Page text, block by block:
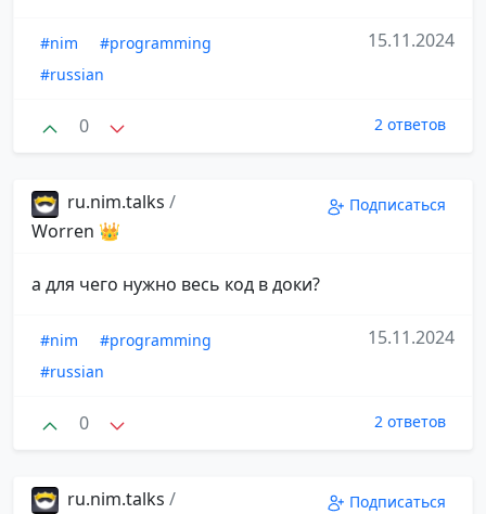
#nim
#programming
#russian
15.11.2024
0 2 ответов
ru.nim.talks /
Worren 👑
Подписаться
а для чего нужно весь код в доки?
#nim
#programming
#russian
15.11.2024
0 2 ответов
ru.nim.talks /
Подписаться